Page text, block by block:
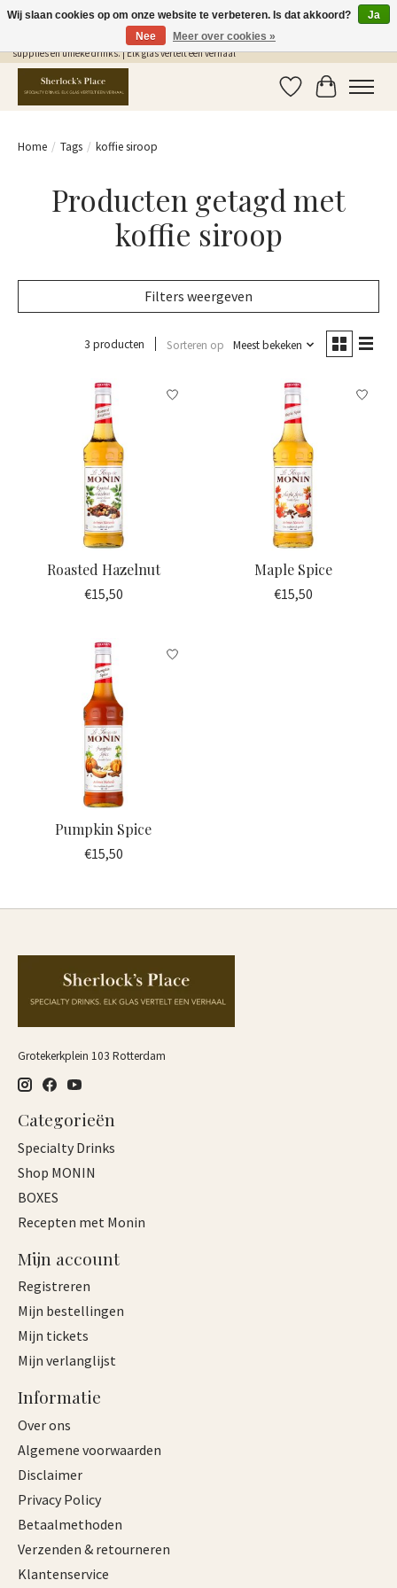
Gratis Verzending in NL vanaf €75,- | Sherlocks Place: dé plek voor MONIN siropen, bar
supplies en unieke drinks. | Elk glas vertelt een verhaal
Verlanglijst
Home / Tags / koffie siroop
Producten getagd met
koffie siroop
Filters weergeven
3 producten Sorteren op Meest bekeken
Roasted Hazelnut
€15,50
Maple Spice
€15,50
Pumpkin Spice
€15,50
Grotekerkplein 103 Rotterdam
Categorieën
Specialty Drinks
Shop MONIN
BOXES
Recepten met Monin
Mijn account
Registreren
Mijn bestellingen
Mijn tickets
Mijn verlanglijst
Informatie
Over ons
Algemene voorwaarden
Disclaimer
Privacy Policy
Betaalmethoden
Verzenden & retourneren
Klantenservice
Wij slaan cookies op om onze website te verbeteren. Is dat akkoord?
Ja
Nee
Meer over cookies »